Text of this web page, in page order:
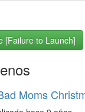
[Failure to Launch]
Moms